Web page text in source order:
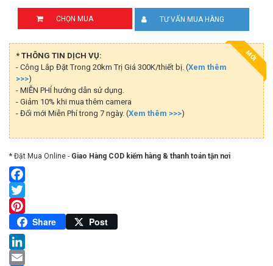
CHỌN MUA TƯ VẤN MUA HÀNG
MỚI
* THÔNG TIN DỊCH VỤ:
- Công Lắp Đặt Trong 20km Trị Giá 300K/thiết bị. (Xem thêm
>>>)
- MIỄN PHÍ hướng dẫn sử dụng.
- Giảm 10% khi mua thêm camera
- Đổi mới Miễn Phí trong 7 ngày. (Xem thêm >>>)
* Đặt Mua Online - Giao Hàng COD kiểm hàng & thanh toán tận nơi
Facebook
Twitter
Pinterest
Share Post
LinkedIn